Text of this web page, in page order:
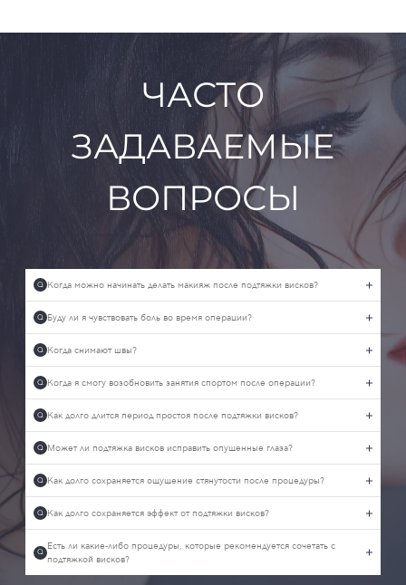
ЧАСТО
ЗАДАВАЕМЫЕ
ВОПРОСЫ
Q Когда можно начинать делать макияж после подтяжки висков?
Q Буду ли я чувствовать боль во время операции?
Q Когда снимают швы?
Q Когда я смогу возобновить занятия спортом после операции?
Q Как долго длится период простоя после подтяжки висков?
Q Может ли подтяжка висков исправить опущенные глаза?
Q Как долго сохраняется ощущение стянутости после процедуры?
Q Как долго сохраняется эффект от подтяжки висков?
Q Есть ли какие-либо процедуры, которые рекомендуется сочетать с
подтяжкой висков?